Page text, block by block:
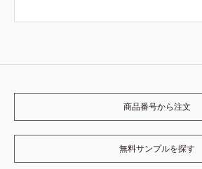
商品番号から注文
無料サンプルを探す